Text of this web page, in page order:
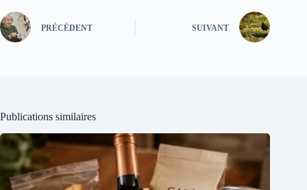
PRÉCÉDENT SUIVANT
Publications similaires